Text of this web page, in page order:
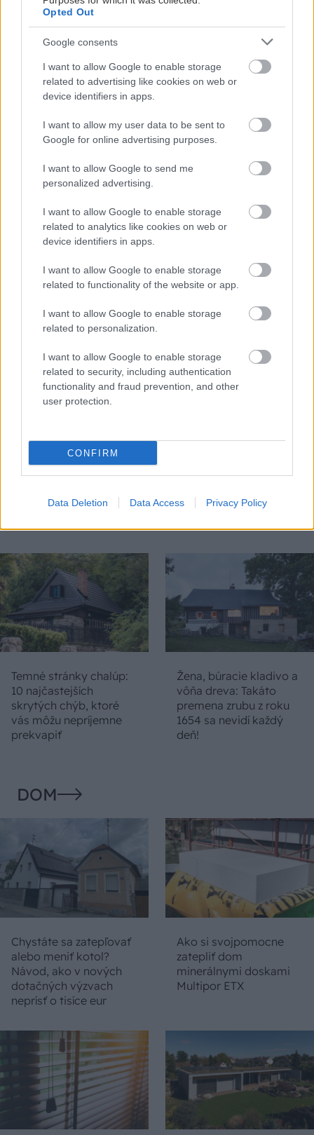
Opted Out
Google consents
I want to allow Google to enable storage
related to advertising like cookies on web or
device identifiers in apps.
I want to allow my user data to be sent to
Google for online advertising purposes.
I want to allow Google to send me
personalized advertising.
I want to allow Google to enable storage
related to analytics like cookies on web or
device identifiers in apps.
I want to allow Google to enable storage
related to functionality of the website or app.
I want to allow Google to enable storage
related to personalization.
I want to allow Google to enable storage
related to security, including authentication
functionality and fraud prevention, and other
user protection.
CONFIRM
Data Deletion Data Access Privacy Policy
vysaďte na miesta, na
ktoré slnko svieti celý
vašu záhradu
ochabnuté izbové
rastliny? Pravda vás
možno prekvapí
nakladačiek: Ako ich
podporiť k druhej vlne
Na Morave prerobila
starú chalupu na
nepoznanie: Keď
vojdete dnu, zabudnete,
že nie ste v Toskánsku
Slovák sa nebál a v
Čičmanoch si postavil
montovaný domček v
Temné stránky chalúp:
10 najčastejších
skrytých chýb, ktoré
vás môžu nepríjemne
prekvapiť
Žena, búracie kladivo a
vôňa dreva: Takáto
premena zrubu z roku
1654 sa nevidí každý
deň!
DOM
Chystáte sa zatepľovať
alebo meniť kotol?
Návod, ako v nových
dotačných výzvach
neprísť o tisíce eur
Ako si svojpomocne
zatepliť dom
minerálnymi doskami
Multipor ETX